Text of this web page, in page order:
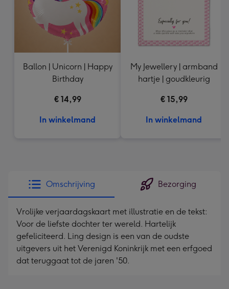
Ballon | Unicorn | Happy
Birthday
€ 14,99
In winkelmand
My Jewellery | armband
hartje | goudkleurig
€ 15,99
In winkelmand
Omschrijving Bezorging
Vrolijke verjaardagskaart met illustratie en de tekst:
Voor de liefste dochter ter wereld. Hartelijk
gefeliciteerd. Ling design is een van de oudste
uitgevers uit het Verenigd Koninkrijk met een erfgoed
dat teruggaat tot de jaren '50.